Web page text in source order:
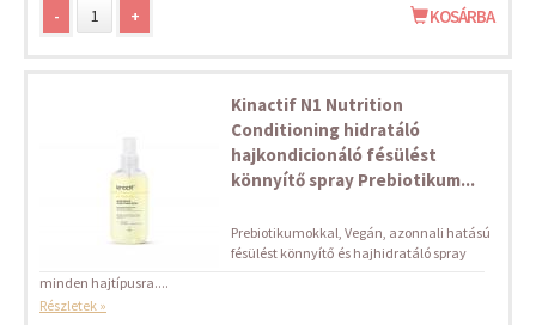
- + KOSÁRBA
Kinactif N1 Nutrition
Conditioning hidratáló
hajkondicionáló fésülést
könnyítő spray Prebiotikum...
Prebiotikumokkal, Vegán, azonnali hatású
fésülést könnyítő és hajhidratáló spray
minden hajtípusra....
Részletek »